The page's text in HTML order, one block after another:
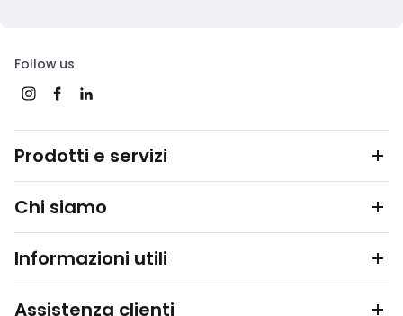
Follow us
Prodotti e servizi
Chi siamo
Informazioni utili
Assistenza clienti